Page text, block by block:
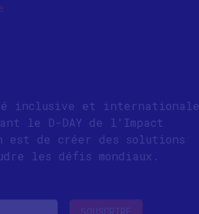
inclusive et internationale
le D-DAY de l'Impact
est de créer des solutions
les défis mondiaux.